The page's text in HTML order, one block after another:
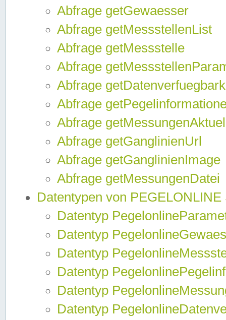
Abfrage getGewaesser
Abfrage getMessstellenList
Abfrage getMessstelle
Abfrage
Abfrage
Abfrage
Abfrage
Abfrage getGanglinienUrl
Abfrage getGanglinienImage
Abfrage getMessungenDatei
Datentypen von
Datentyp
Datentyp
Datentyp
Datentyp
Datentyp
Datentyp